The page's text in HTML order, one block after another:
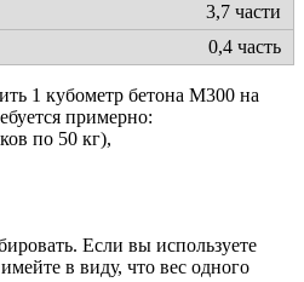
3,7 части
0,4 часть
1 кубометр бетона М300 на
примерно:
по 50 кг),
Если вы используете
в виду, что вес одного